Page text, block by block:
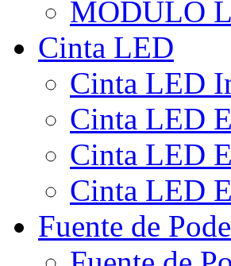
MÓDULO
Cinta LED
Cinta LED
Cinta LED
Cinta LED
Cinta LED
Fuente de